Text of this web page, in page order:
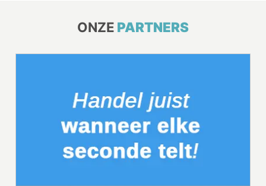
ONZE PARTNERS